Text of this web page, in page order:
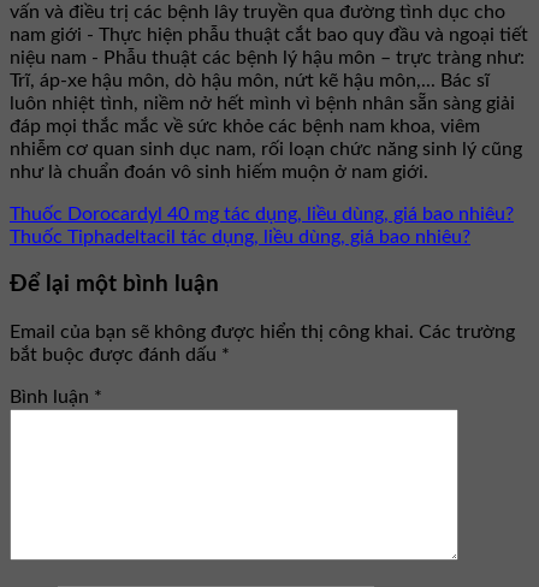
vấn và điều trị các bệnh lây truyền qua đường tình dục cho
nam giới - Thực hiện phẫu thuật cắt bao quy đầu và ngoại tiết
niệu nam - Phẫu thuật các bệnh lý hậu môn – trực tràng như:
Trĩ, áp-xe hậu môn, dò hậu môn, nứt kẽ hậu môn,... Bác sĩ
luôn nhiệt tình, niềm nở hết mình vì bệnh nhân sẵn sàng giải
đáp mọi thắc mắc về sức khỏe các bệnh nam khoa, viêm
nhiễm cơ quan sinh dục nam, rối loạn chức năng sinh lý cũng
như là chuẩn đoán vô sinh hiếm muộn ở nam giới.
Thuốc Dorocardyl 40 mg tác dụng, liều dùng, giá bao nhiêu?
Thuốc Tiphadeltacil tác dụng, liều dùng, giá bao nhiêu?
Để lại một bình luận
Email của bạn sẽ không được hiển thị công khai. Các trường
bắt buộc được đánh dấu *
Bình luận *